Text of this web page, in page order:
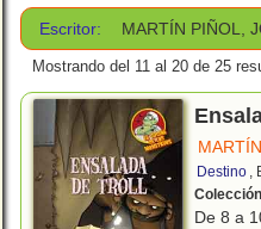
Escritor: MARTÍN PIÑOL,
Mostrando del 11 al 20 de 25
Destino ,
De 8 a